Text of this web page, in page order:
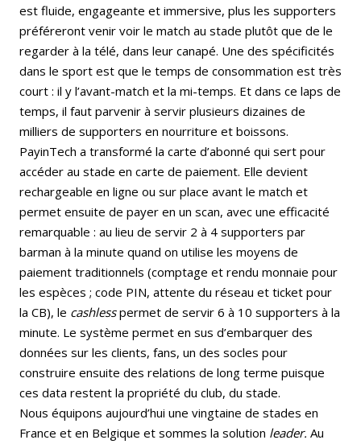
est fluide, engageante et immersive, plus les supporters
préféreront venir voir le match au stade plutôt que de le
regarder à la télé, dans leur canapé. Une des spécificités
dans le sport est que le temps de consommation est très
court : il y l’avant-match et la mi-temps. Et dans ce laps de
temps, il faut parvenir à servir plusieurs dizaines de
milliers de supporters en nourriture et boissons.
PayinTech a transformé la carte d’abonné qui sert pour
accéder au stade en carte de paiement. Elle devient
rechargeable en ligne ou sur place avant le match et
permet ensuite de payer en un scan, avec une efficacité
remarquable : au lieu de servir 2 à 4 supporters par
barman à la minute quand on utilise les moyens de
paiement traditionnels (comptage et rendu monnaie pour
les espèces ; code PIN, attente du réseau et ticket pour
la CB), le cashlesspermet de servir 6 à 10 supporters à la
minute. Le système permet en sus d’embarquer des
données sur les clients, fans, un des socles pour
construire ensuite des relations de long terme puisque
ces data restent la propriété du club, du stade.
Nous équipons aujourd’hui une vingtaine de stades en
France et en Belgique et sommes la solution leader. Au